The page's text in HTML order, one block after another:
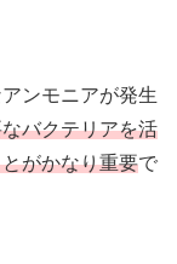
ンモニアが発生
バクテリアを活
がかなり重要で